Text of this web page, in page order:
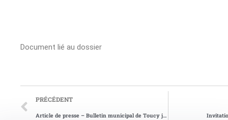
Document lié au dossier
PRÉCÉDENT
Article de presse – Bulletin municipal de Toucy janvier 2010 n°80